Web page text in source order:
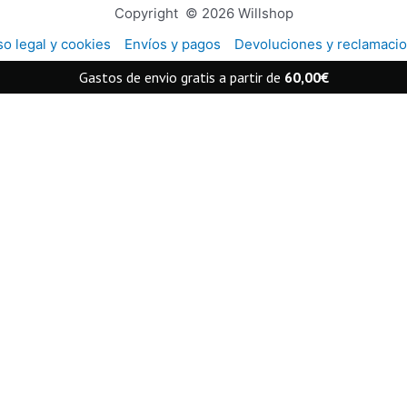
Copyright © 2026 Willshop
legal y cookies
Envíos y pagos Devoluciones y
Gastos de envio gratis a partir de 60,00€